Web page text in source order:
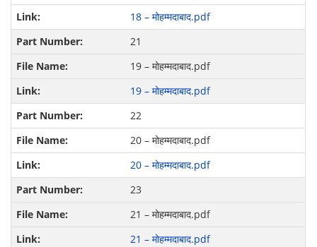
18 – मोहम्मदाबाद.pdf
21
19 – मोहम्मदाबाद.pdf
19 – मोहम्मदाबाद.pdf
22
20 – मोहम्मदाबाद.pdf
20 – मोहम्मदाबाद.pdf
23
21 – मोहम्मदाबाद.pdf
21 – मोहम्मदाबाद.pdf